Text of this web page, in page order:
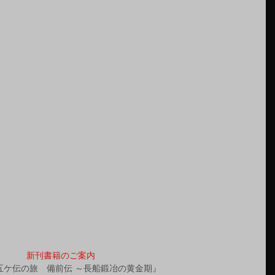
新刊書籍のご案内
ケ伝の旅　備前伝 ～長船鍛冶の黄金期』